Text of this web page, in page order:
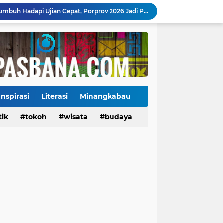
Danantara Siapkan Gelombang IPO BUMN Jumbo, Pegadaian Masuk Daftar Prioritas
Kasus Campak Masih Mengintai, Kemenkes Ingatkan Risiko Penularan di Sekolah
Jadwal Pekan Perdana Super League 2026/2027: Big Match Langsung Warnai Awal Musim
Payakumbuh Luncurkan GEMPITA BERSAMA, Dorong Pekarangan Jadi Sumber Pangan Keluarga
130 ASN dan Warga Payakumbuh Ikut Vaksin HPV, Upaya Cegah Kanker Serviks Diperluas
Jelang Wajib Halal 2026, Sumbar Percepat Sertifikasi UMKM dan Bangun Ekosistem Halal
Literasi Minangkabau
Tokoh budaya kuliner
tokoh wisata budaya